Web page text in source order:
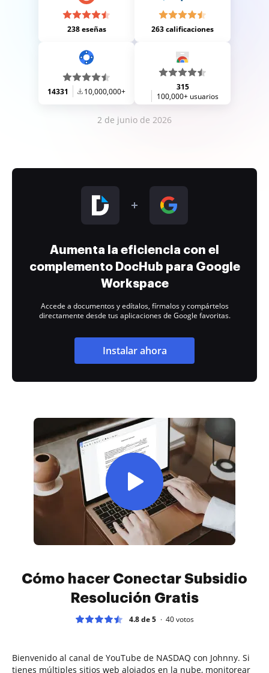
238 eseñas 263 calificaciones
14331 10,000,000+
315
100,000+ usuarios
2 de junio de 2026
Aumenta la eficiencia con el
complemento DocHub para Google
Workspace
Accede a documentos y edítalos, fírmalos y compártelos
directamente desde tus aplicaciones de Google favoritas.
Instalar ahora
Cómo hacer Conectar Subsidio
Resolución Gratis
4.8 de 5 40votos
Bienvenido al canal de YouTube de NASDAQ con Johnny. Si
tienes múltiples sitios web alojados en la nube, monitorear